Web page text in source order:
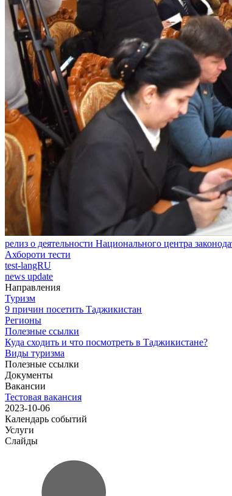
релиз о деятельности Национального центра
Ахбороти тести
test-langRU
news update
Направления
Туризм
9 причин посетить Таджикистан
Регионы
Полезные ссылки
Куда сходить и что посмотреть в Таджикистане?
Виды туризма
Полезные ссылки
Документы
Вакансии
Тестовая вакансия
2023-10-06
Календарь событий
Услуги
Слайды